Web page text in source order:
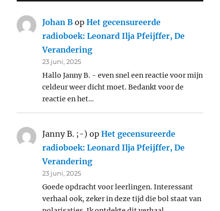
Johan B opHet gecensureerde
radioboek: Leonard Ilja Pfeijffer, De
Verandering
23 juni, 2025
Hallo Janny B. - even snel een reactie voor mijn
celdeur weer dicht moet. Bedankt voor de
reactie en het…
Janny B. ;-) opHet gecensureerde
radioboek: Leonard Ilja Pfeijffer, De
Verandering
23 juni, 2025
Goede opdracht voor leerlingen. Interessant
verhaal ook, zeker in deze tijd die bol staat van